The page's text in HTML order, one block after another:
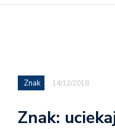
Znak 14/12/2018
Znak: